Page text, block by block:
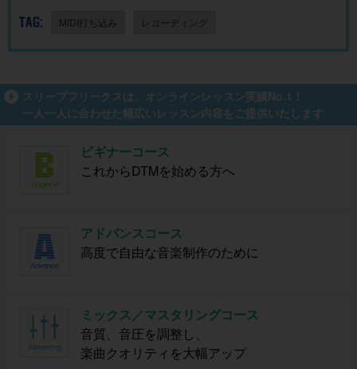
TAG: MIDI打ち込み レコーディング
スリープフリークスは、オンラインレッスン実績No.1！
一人一人に合わせた幅広いレッスン内容をご提供いたします
ビギナーコース
これからDTMを始める方へ
アドバンスコース
高度で自由な音楽制作のために
ミックス／マスタリングコース
音質、音圧を調整し、
楽曲クオリティを大幅アップ